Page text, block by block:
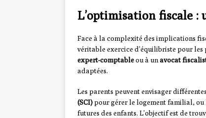
L’optimisation fiscale :
Face à la complexité des implications
véritable exercice d’équilibriste pour
expert-comptableou à un avocat
adaptées.
Les parents peuvent envisager
(SCI)pour gérer le logement familial, ou
futures des enfants. L’objectif est de